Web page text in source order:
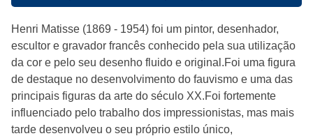
Henri Matisse (1869 - 1954) foi um pintor, desenhador,
escultor e gravador francês conhecido pela sua utilização
da cor e pelo seu desenho fluido e original.Foi uma figura
de destaque no desenvolvimento do fauvismo e uma das
principais figuras da arte do século XX.Foi fortemente
influenciado pelo trabalho dos impressionistas, mas mais
tarde desenvolveu o seu próprio estilo único,